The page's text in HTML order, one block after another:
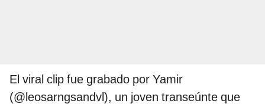
El viral clip fue grabado por Yamir
(@leosarngsandvl), un joven transeúnte que